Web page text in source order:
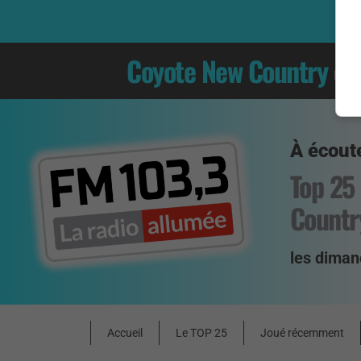
Coyote New Country
À
Top
les
Accueil Le TOP 25 Joué récemment